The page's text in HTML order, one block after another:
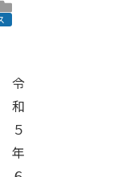
令
和
５
年